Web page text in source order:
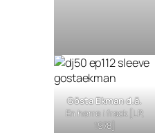
Gösta Ekman d.ä.
En herre i frack[LP,
1978]